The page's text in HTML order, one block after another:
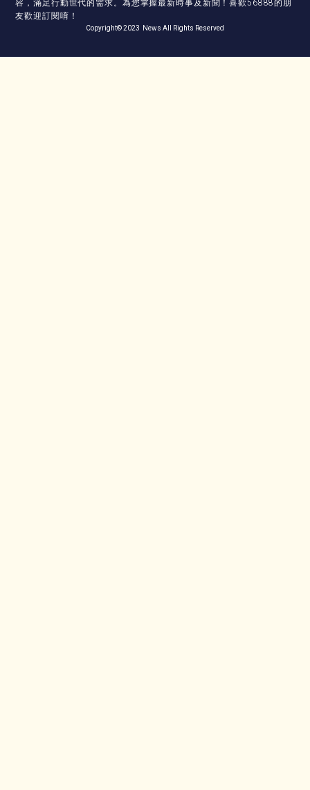
容，滿足行動世代的需求。為您掌握最新時事及新聞！喜歡56888的朋
友歡迎訂閱唷！
Copyright© 2023 News All Rights Reserved